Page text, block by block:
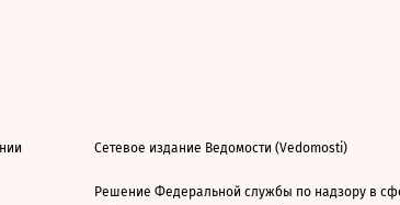
Сетевое издание Ведомости (Vedomosti)
Решение Федеральной службы по надзору в